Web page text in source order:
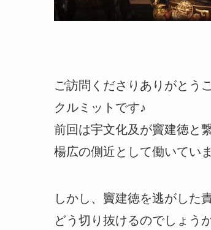
ご訪問くださりありがとう
クルミットです♪
前回は宇文化及が竇建徳と
楊広の側近として働いてい
しかし、竇建徳を逃がした
どう切り抜けるのでしょう